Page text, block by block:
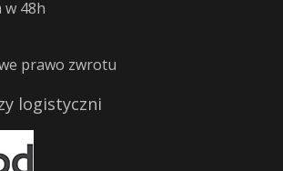
w 48h
prawo zwrotu
logistyczni